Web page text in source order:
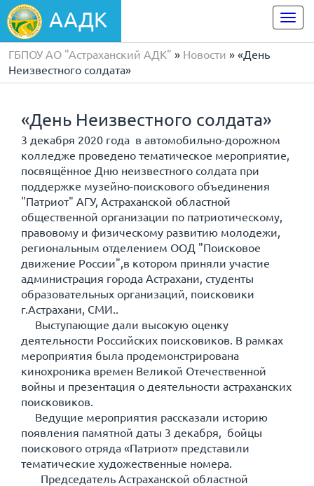
ААДК
ГБПОУ АО "Астраханский АДК" » Новости » «День
Неизвестного солдата»
«День Неизвестного солдата»
3 декабря 2020 года в автомобильно-дорожном
колледже проведено тематическое мероприятие,
посвящённое Дню неизвестного солдата при
поддержке музейно-поискового объединения
"Патриот" АГУ, Астраханской областной
общественной организации по патриотическому,
правовому и физическому развитию молодежи,
региональным отделением ООД "Поисковое
движение России",в котором приняли участие
администрация города Астрахани, студенты
образовательных организаций, поисковики
г.Астрахани, СМИ..
Выступающие дали высокую оценку
деятельности Российских поисковиков. В рамках
мероприятия была продемонстрирована
кинохроника времен Великой Отечественной
войны и презентация о деятельности астраханских
поисковиков.
Ведущие мероприятия рассказали историю
появления памятной даты 3 декабря, бойцы
поискового отряда «Патриот» представили
тематические художественные номера.
Председатель Астраханской областной